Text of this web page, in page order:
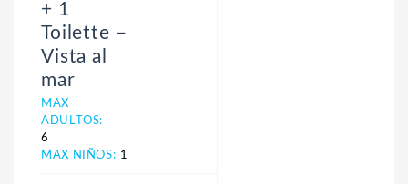
+ 1
Toilette –
Vista al
mar
MAX
ADULTOS:
6
MAX NIÑOS: 1